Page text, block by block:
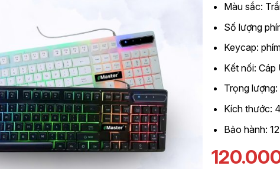
Màu sắc:
Số lượng
Keycap:
Kết nối: Cáp
Trọng
Kích thước:
Bảo hành: